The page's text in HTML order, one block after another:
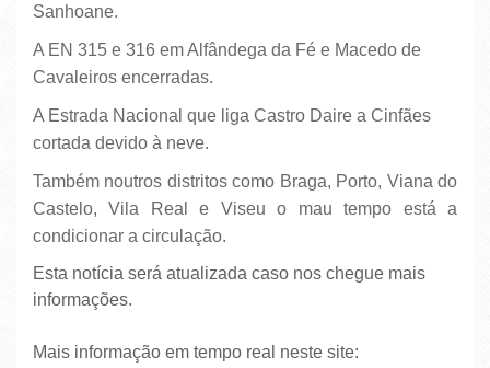
Sanhoane.
A EN 315 e 316 em Alfândega da Fé e Macedo de
Cavaleiros encerradas.
A Estrada Nacional que liga Castro Daire a Cinfães
cortada devido à neve.
Também noutros distritos como Braga, Porto, Viana do
Castelo, Vila Real e Viseu o mau tempo está a
condicionar a circulação.
Esta notícia será atualizada caso nos chegue mais
informações.
Mais informação em tempo real neste site: